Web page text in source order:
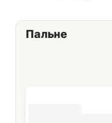
Пальне